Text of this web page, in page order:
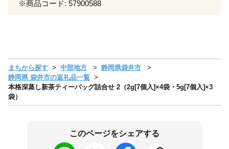
※商品コード: 57900588
まちから探す 中部地方
静岡県袋井市
静岡県 袋井市の返礼品一覧
本格深蒸し新茶ティーバッグ詰合せ 2（2g[7個入]×4袋・5g[7個入]×3
袋）
このページをシェアする